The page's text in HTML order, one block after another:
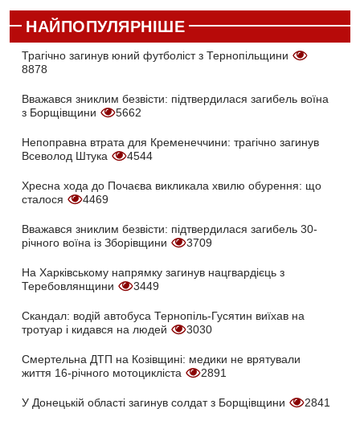
НАЙПОПУЛЯРНІШЕ
Трагічно загинув юний футболіст з Тернопільщини
8878
Вважався зниклим безвісти: підтвердилася загибель воїна
з Борщівщини
5662
Непоправна втрата для Кременеччини: трагічно загинув
Всеволод Штука
4544
Хресна хода до Почаєва викликала хвилю обурення: що
сталося
4469
Вважався зниклим безвісти: підтвердилася загибель 30-
річного воїна із Зборівщини
3709
На Харківському напрямку загинув нацгвардієць з
Теребовлянщини
3449
Скандал: водій автобуса Тернопіль-Гусятин виїхав на
тротуар і кидався на людей
3030
Смертельна ДТП на Козівщині: медики не врятували
життя 16-річного мотоцикліста
2891
У Донецькій області загинув солдат з Борщівщини 2841